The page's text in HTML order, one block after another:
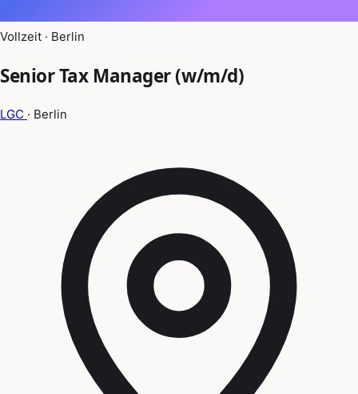
Vollzeit · Berlin
Senior Tax Manager (w/m/d)
LGC · Berlin